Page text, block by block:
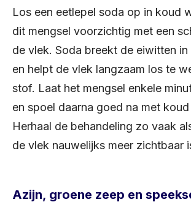
Los een eetlepel soda op in koud
dit mengsel voorzichtig met een
de vlek. Soda breekt de eiwitten
en helpt de vlek langzaam los te
stof. Laat het mengsel enkele
en spoel daarna goed na met
Herhaal de behandeling zo vaak
de vlek nauwelijks meer zichtbaar
Azijn, groene zeep en